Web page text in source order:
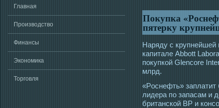
Главная
Производство
Финансы
Экономика
Торговля
Покупка
пятерку
Наряду с крупнейшей
капитале Abbott
покупкой Glencore
млрд.
«Рοснефть»
лидера по запасам и
британской BP и